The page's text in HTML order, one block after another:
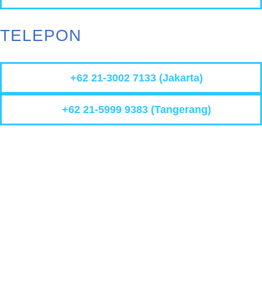
TELEPON
+62 21-3002 7133 (Jakarta)
+62 21-5999 9383 (Tangerang)